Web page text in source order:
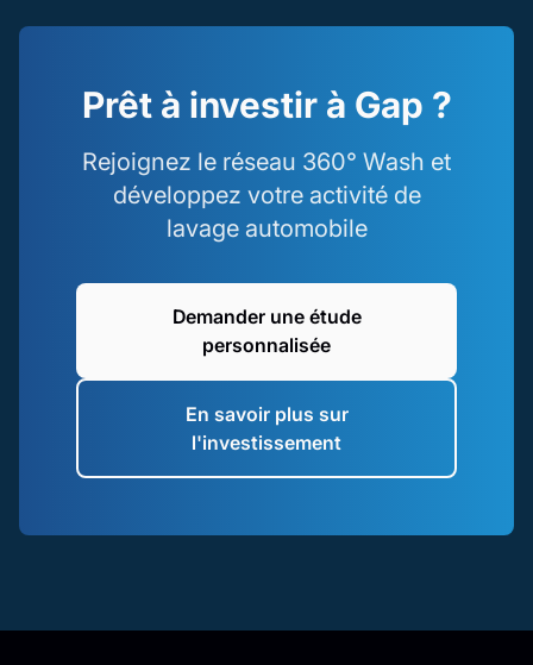
Prêt à investir à Gap ?
Rejoignez le réseau 360° Wash et
développez votre activité de
lavage automobile
Demander une étude
personnalisée
En savoir plus sur
l'investissement